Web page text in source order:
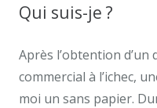
Qui suis-je ?
Après l’obtention d’un
commercial à l’ichec,
moi un sans papier.